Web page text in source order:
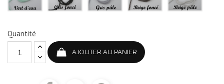
Quantité
AJOUTER AU PANIER